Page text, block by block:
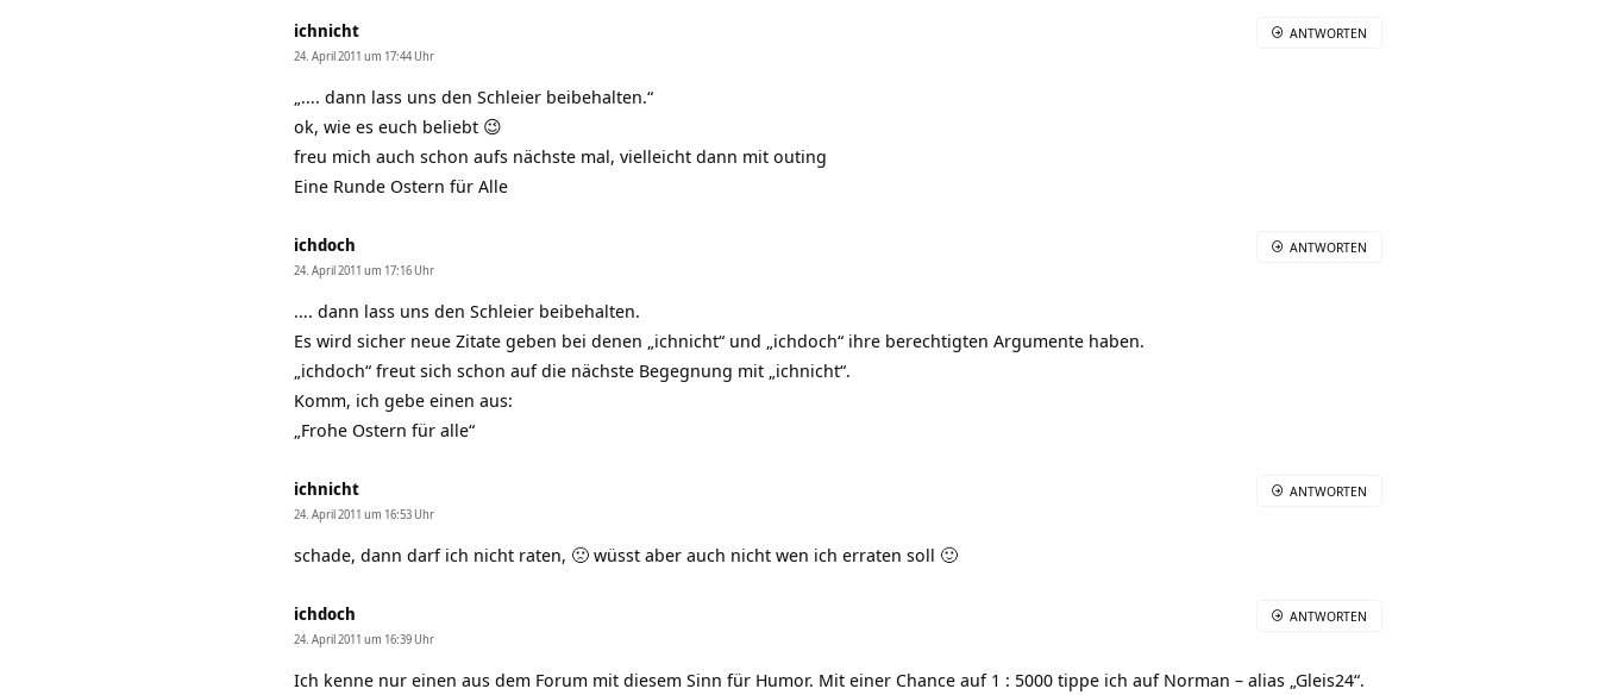
ichnicht
24. April 2011 um 17:44 Uhr
„…. dann lass uns den Schleier beibehalten.“
ok, wie es euch beliebt 😉
freu mich auch schon aufs nächste mal, vielleicht dann mit outing
Eine Runde Ostern für Alle
ANTWORTEN
ichdoch
24. April 2011 um 17:16 Uhr
…. dann lass uns den Schleier beibehalten.
Es wird sicher neue Zitate geben bei denen „ichnicht“ und „ichdoch“ ihre berechtigten Argumente haben.
„ichdoch“ freut sich schon auf die nächste Begegnung mit „ichnicht“.
Komm, ich gebe einen aus:
„Frohe Ostern für alle“
ANTWORTEN
ichnicht
24. April 2011 um 16:53 Uhr
schade, dann darf ich nicht raten, 🙁 wüsst aber auch nicht wen ich erraten soll 🙂
ANTWORTEN
ichdoch
24. April 2011 um 16:39 Uhr
Ich kenne nur einen aus dem Forum mit diesem Sinn für Humor. Mit einer Chance auf 1 : 5000 tippe ich auf Norman – alias „Gleis24“.
ANTWORTEN